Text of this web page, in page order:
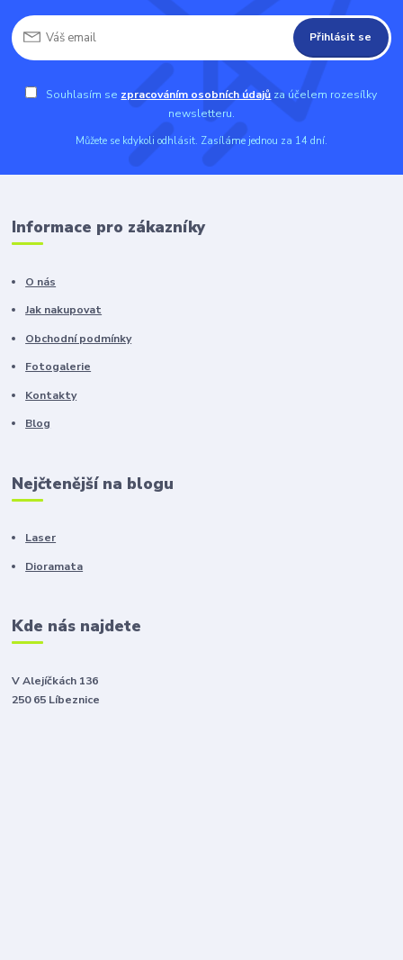
Přihlásit se
Souhlasím se zpracováním osobních údajů za účelem rozesílky
newsletteru.
Můžete se kdykoli odhlásit. Zasíláme jednou za 14 dní.
Informace pro zákazníky
O nás
Jak nakupovat
Obchodní podmínky
Fotogalerie
Kontakty
Blog
Nejčtenější na blogu
Laser
Dioramata
Kde nás najdete
V Alejíčkách 136
250 65 Líbeznice